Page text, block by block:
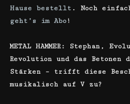
Hause bestellt . Noch
geht’s im Abo!
METAL HAMMER: Stephan,
Revolution und das Betonen
Stärken – trifft diese
musikalisch auf V zu?